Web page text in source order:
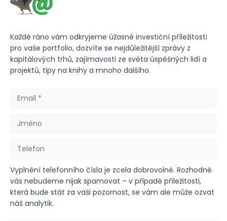
Každé ráno vám odkryjeme úžasné investiční příležitosti
pro vaše portfolio, dozvíte se nejdůležitější zprávy z
kapitálových trhů, zajímavosti ze světa úspěšných lidí a
projektů, tipy na knihy a mnoho dalšího.
Vyplnění telefonního čísla je zcela dobrovolné. Rozhodně
vás nebudeme nijak spamovat – v případě příležitosti,
která bude stát za vaši pozornost, se vám ale může ozvat
náš analytik.